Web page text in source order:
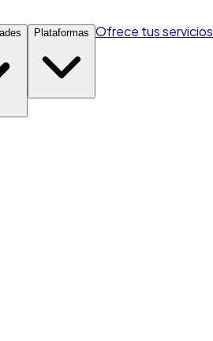
Plataformas Ofrece tus servicios